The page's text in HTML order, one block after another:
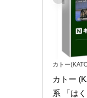
カトー
カトー
系 「は